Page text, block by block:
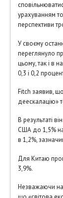
урахуванням
перспективи
У своєму
переглянуло
цьому, так і в
0,3 і 0,2
Fitch заявив,
деескалацію»
В результаті
США до 1,5%
в 1,2%,
Для Китаю
3,9%.
Незважаючи на